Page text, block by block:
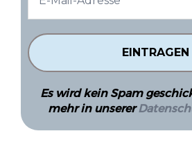
Es wird kein Spam
mehr in unserer